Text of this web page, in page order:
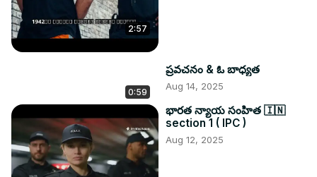
2:57
0:59
ప్రవచనం & ఓ బాధ్యత
Aug 14, 2025
భారత న్యాయ సంహిత 🇮🇳
section 1 ( IPC )
Aug 12, 2025